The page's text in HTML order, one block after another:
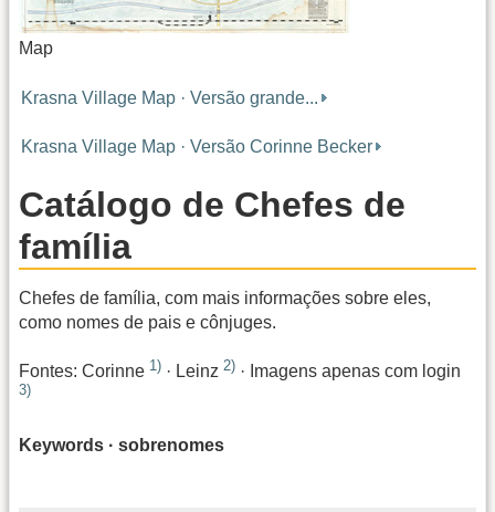
Map
Krasna Village Map · Versão grande...
Krasna Village Map · Versão Corinne Becker
Catálogo de Chefes de
família
Chefes de família, com mais informações sobre eles,
como nomes de pais e cônjuges.
Fontes: Corinne 1) · Leinz 2) · Imagens apenas com login
3)
Keywords · sobrenomes